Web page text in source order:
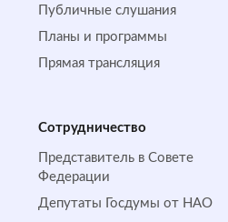
Публичные слушания
Планы и программы
Прямая трансляция
Сотрудничество
Представитель в Совете
Федерации
Депутаты Госдумы от НАО